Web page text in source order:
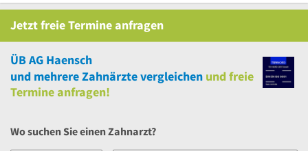
JetztfreieTermine anfragen
ÜB AG Haensch
und mehrereZahnärzte vergleichen undfreie
Termine anfragen!
Wo suchen Sie einen Zahnarzt?